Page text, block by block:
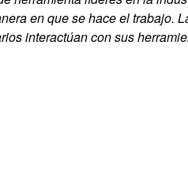
en que se hace el trabajo.
interactúan con sus